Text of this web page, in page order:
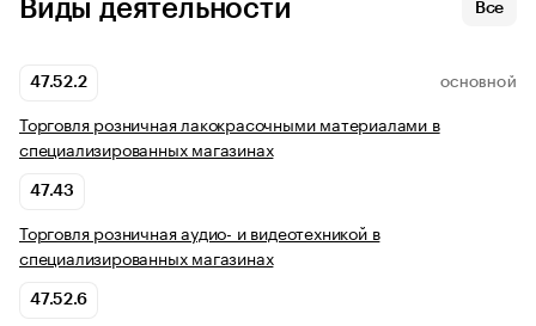
Виды деятельности Все
47.52.2 ОСНОВНОЙ
Торговля розничная лакокрасочными материалами в
специализированных магазинах
47.43
Торговля розничная аудио- и видеотехникой в
специализированных магазинах
47.52.6